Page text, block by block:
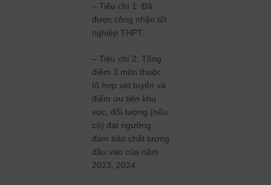
– Tiêu chí 1: Đã
được công nhận tốt
nghiệp THPT.
– Tiêu chí 2: Tổng
điểm 3 môn thuộc
tổ hợp xét tuyển và
điểm ưu tiên khu
vực, đối tượng (nếu
có) đạt ngưỡng
đảm bảo chất lượng
đầu vào của năm
2023, 2024.